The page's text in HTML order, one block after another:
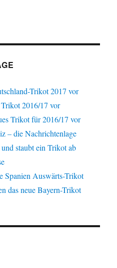
Trikot 2017 vor
2016/17 vor
Trikot für 2016/17 vor
– die Nachrichtenlage
staubt ein Trikot ab
Spanien Auswärts-Trikot
das neue Bayern-Trikot